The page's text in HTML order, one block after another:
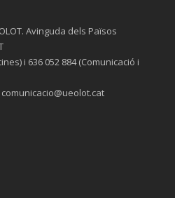
Avinguda dels Països
i 636 052 884 (Comunicació i